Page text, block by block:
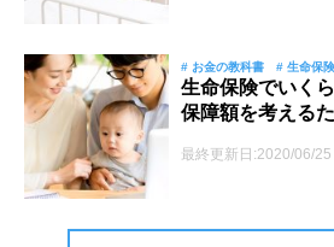
# お金の教科書 # 生命保険
生命保険でいく
保障額を考える
最終更新日:2020/06/25